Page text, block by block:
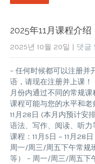
2025年11月课程介绍
2025년 10월 20일 | 댓글
– 任何时候都可以注册并
语，请现在注册并上课
月份内通过不同的常规
课程可能与您的水平和老
11月28日 (本月内预计安
语法、写作、阅读、听
课程：11月5日 ~ 11月28
周一/周三/周五下午常规
等） – 周一/周三/周五下